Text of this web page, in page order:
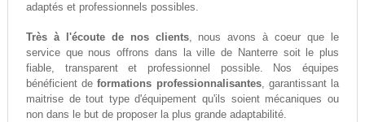
adaptés et professionnels possibles.
Très à l'écoute de nos clients, nous avons à coeur que le
service que nous offrons dans la ville de Nanterre soit le plus
fiable, transparent et professionnel possible. Nos équipes
bénéficient deformations professionnalisantes, garantissant la
maitrise de tout type d'équipement qu'ils soient mécaniques ou
non dans le but de proposer la plus grande adaptabilité.